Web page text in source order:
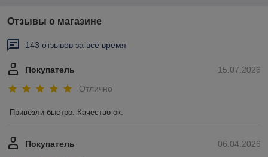
Отзывы о магазине
143 отзывов за всё время
15.07.2026
Покупатель
Отлично
Привезли быстро. Качество ок.
06.04.2026
Покупатель